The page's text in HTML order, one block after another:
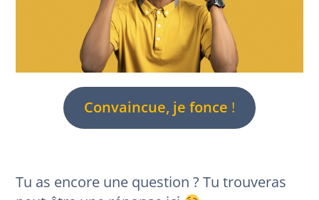
Convaincue, je fonce !
Tu as encore une question ? Tu trouveras